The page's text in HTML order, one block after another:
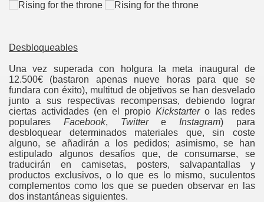
Desbloqueables
Una vez superada con holgura la meta inaugural de
12.500€ (bastaron apenas nueve horas para que se
fundara con éxito), multitud de objetivos se han desvelado
junto a sus respectivas recompensas, debiendo lograr
ciertas actividades (en el propio Kickstartero las redes
populares Facebook, Twittere Instagram) para
desbloquear determinados materiales que, sin coste
alguno, se añadirán a los pedidos; asimismo, se han
estipulado algunos desafíos que, de consumarse, se
traducirán en camisetas, posters, salvapantallas y
productos exclusivos, o lo que es lo mismo, suculentos
complementos como los que se pueden observar en las
dos instantáneas siguientes.